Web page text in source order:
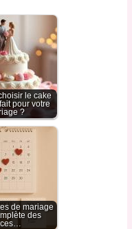
le cake
pour votre
?
de mariage
des